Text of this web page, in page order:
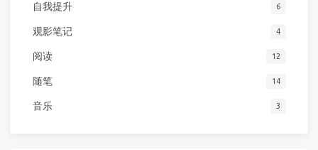
自我提升 6
观影笔记 4
阅读 12
随笔 14
音乐 3